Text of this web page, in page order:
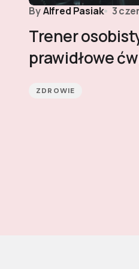
ByAlfred Pasiak 3
Trener
prawidłowe
ZDROWIE